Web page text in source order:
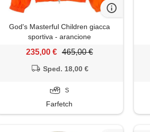
God's Masterful Children giacca
sportiva - arancione
235,00 € 465,00 €
Sped. 18,00 €
S
Farfetch